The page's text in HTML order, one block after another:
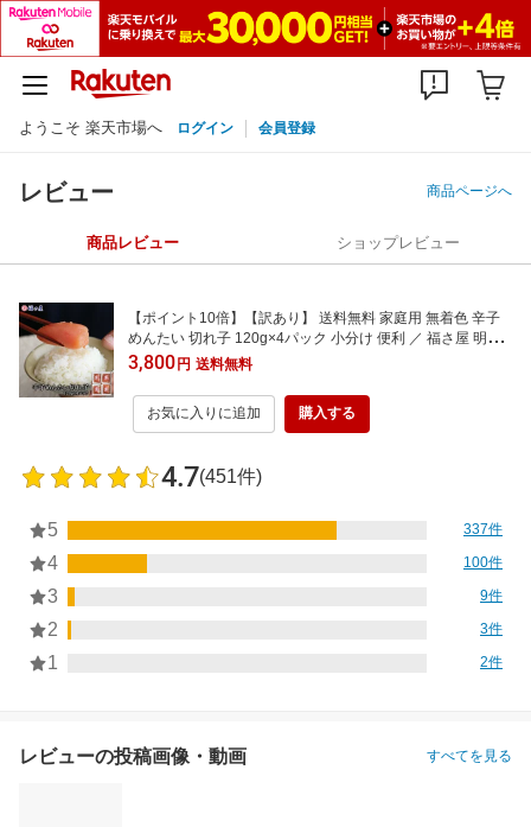
ようこそ 楽天市場へ ログイン 会員登録
レビュー 商品ページへ
商品レビュー ショップレビュー
【ポイント10倍】【訳あり】 送料無料 家庭用 無着色 辛子
めんたい 切れ子 120g×4パック 小分け 便利 ／ 福さ屋 明太
子 辛子明太子 おつまみ 晩酌 福岡 博多 土産 ギフト 贈り物
父の日 お中元 御中元 お歳暮 【公式ストア】
3,800円 送料無料
お気に入りに追加 購入する
4.7(451件)
5 337件
4 100件
3 9件
2 3件
1 2件
レビューの投稿画像・動画 すべてを見る